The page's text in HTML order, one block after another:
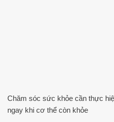
Chăm sóc sức khỏe cần thực
ngay khi cơ thể còn khỏe